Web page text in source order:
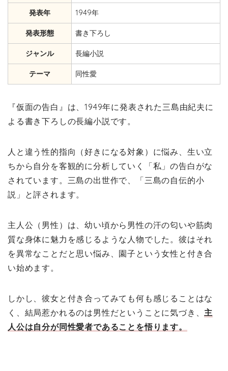
発表年 1949年
発表形態 書き下ろし
ジャンル 長編小説
テーマ 同性愛
『仮面の告白』は、1949年に発表された三島由紀夫に
よる書き下ろしの長編小説です。
人と違う性的指向（好きになる対象）に悩み、生い立
ちから自分を客観的に分析していく「私」の告白がな
されています。三島の出世作で、「三島の自伝的小
説」と評されます。
主人公（男性）は、幼い頃から男性の汗の匂いや筋肉
質な身体に魅力を感じるような人物でした。彼はそれ
を異常なことだと思い悩み、園子という女性と付き合
い始めます。
しかし、彼女と付き合ってみても何も感じることはな
く、結局惹かれるのは男性だということに気づき、 主
人公は自分が同性愛者であることを悟ります。